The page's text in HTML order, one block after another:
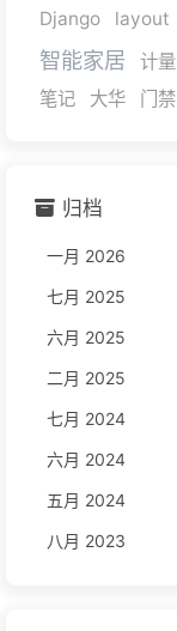
Django layout
智能家居 计量
笔记
大华 门禁
归档
一月 2026
七月 2025
六月 2025
二月 2025
七月 2024
六月 2024
五月 2024
八月 2023